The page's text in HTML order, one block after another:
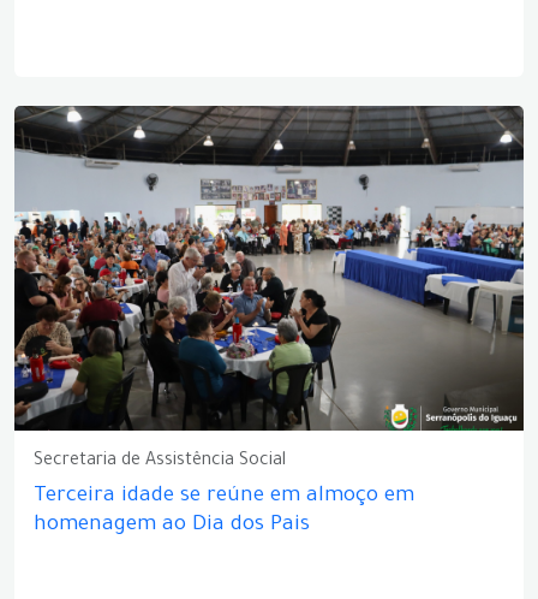
Secretaria de Assistência Social
Terceira idade se reúne em almoço em
homenagem ao Dia dos Pais